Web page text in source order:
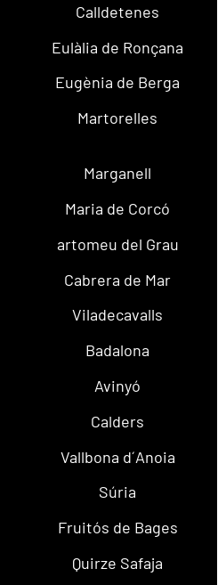
Calldetenes
Eulàlia de Ronçana
Eugènia de Berga
Martorelles
Marganell
Maria de Corcó
artomeu del Grau
Cabrera de Mar
Viladecavalls
Badalona
Avinyó
Calders
Vallbona d´Anoia
Súria
Fruitós de Bages
Quirze Safaja